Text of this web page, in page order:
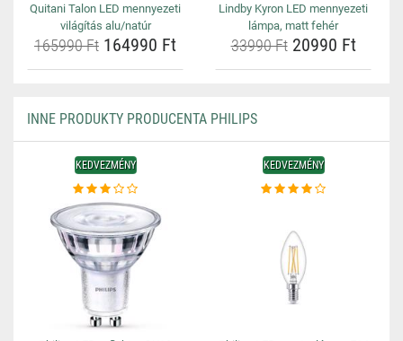
Quitani Talon LED mennyezeti
világítás alu/natúr
165990 Ft 164990 Ft
Lindby Kyron LED mennyezeti
lámpa, matt fehér
33990 Ft20990 Ft
INNE PRODUKTY PRODUCENTA PHILIPS
KEDVEZMÉNY KEDVEZMÉNY